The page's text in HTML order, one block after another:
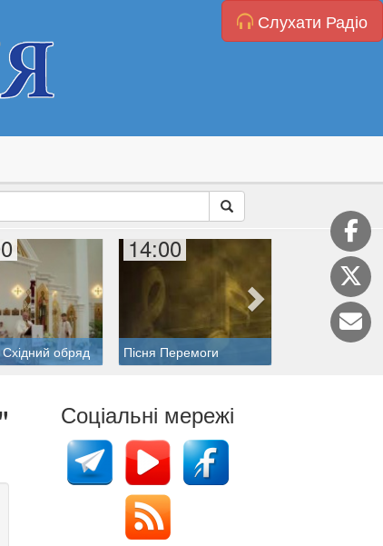
Слухати Радіо
Східний обряд
14:00
Пісня Перемоги
15:00
Коронка до
Соціальні мережі